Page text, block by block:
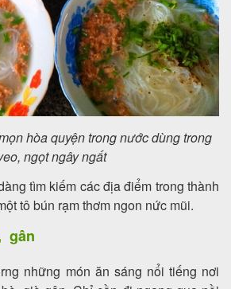
hòa quyện trong nước dùng trong
ngọt ngây ngất
tìm kiếm các địa điểm trong thành
tô bún rạm thơm ngon nức mũi.
gân
những món ăn sáng nổi tiếng nơi